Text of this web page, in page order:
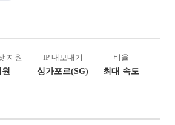
지원
원
IP 내보내기
싱가포르(SG)
비율
최대 속도